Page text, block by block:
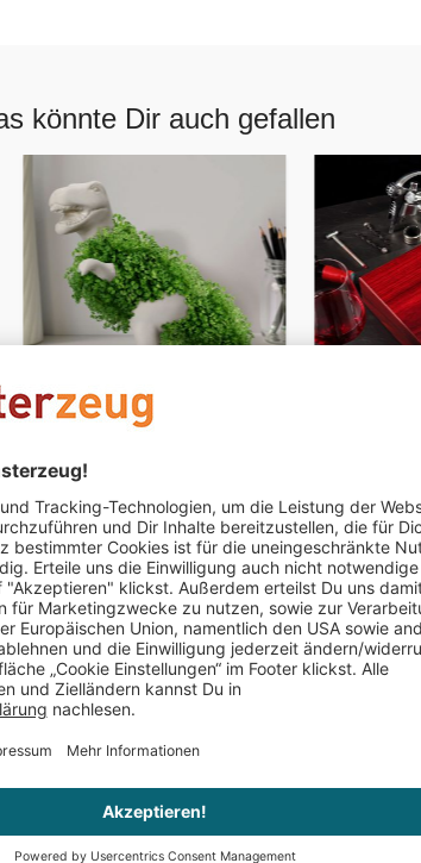
könnte Dir auch gefallen
29,95 €
Nur noch 2 auf Lager
Wein
39,95 €